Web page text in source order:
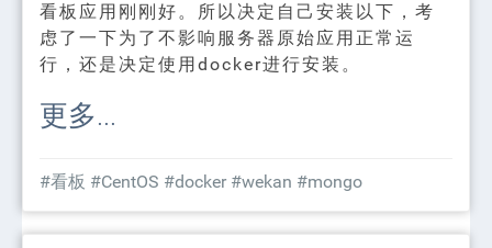
看板应用刚刚好。所以决定自己安装以下，考
虑了一下为了不影响服务器原始应用正常运
行，还是决定使用docker进行安装。
更多...
#看板 #CentOS #docker #wekan #mongo